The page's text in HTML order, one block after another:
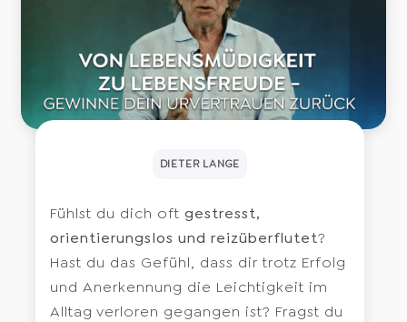
DIETER LANGE
Fühlst du dich oft gestresst,
orientierungslos und reizüberflutet?
Hast du das Gefühl, dass dir trotz Erfolg
und Anerkennung die Leichtigkeit im
Alltag verloren gegangen ist? Fragst du